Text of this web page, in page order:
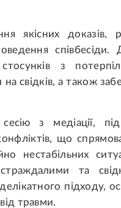
якісних доказів,
співбесіди.
з
свідків, а також
з медіації,
що
нестабільних
та
підходу,
травми.